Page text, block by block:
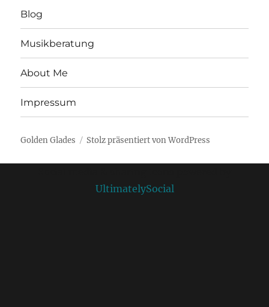
Blog
Musikberatung
About Me
Impressum
Golden Glades Stolz präsentiert von WordPress
UltimatelySocial